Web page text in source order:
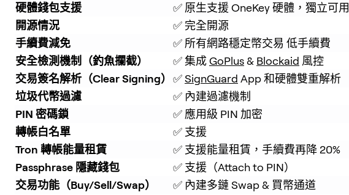
硬體錢包支援
✅ 原生支援 OneKey 硬體，獨立可用
開源情況
✅ 完全開源
手續費減免
✅ 所有網路穩定幣交易 低手續費
安全檢測機制（釣魚攔截）
✅ 集成 GoPlus & Blockaid 風控
交易簽名解析（Clear Signing） ✅ SignGuard App 和硬體雙重解析
垃圾代幣過濾
✅ 內建過濾機制
PIN 密碼鎖
✅ 應用級 PIN 加密
轉帳白名單
✅ 支援
Tron 轉帳能量租賃
✅ 支援能量租賃，手續費再降 20%
Passphrase 隱藏錢包
✅ 支援（Attach to PIN）
交易功能（Buy/Sell/Swap）
✅ 內建多鏈 Swap & 買幣通道